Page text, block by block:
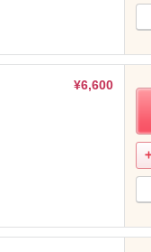
¥6,600